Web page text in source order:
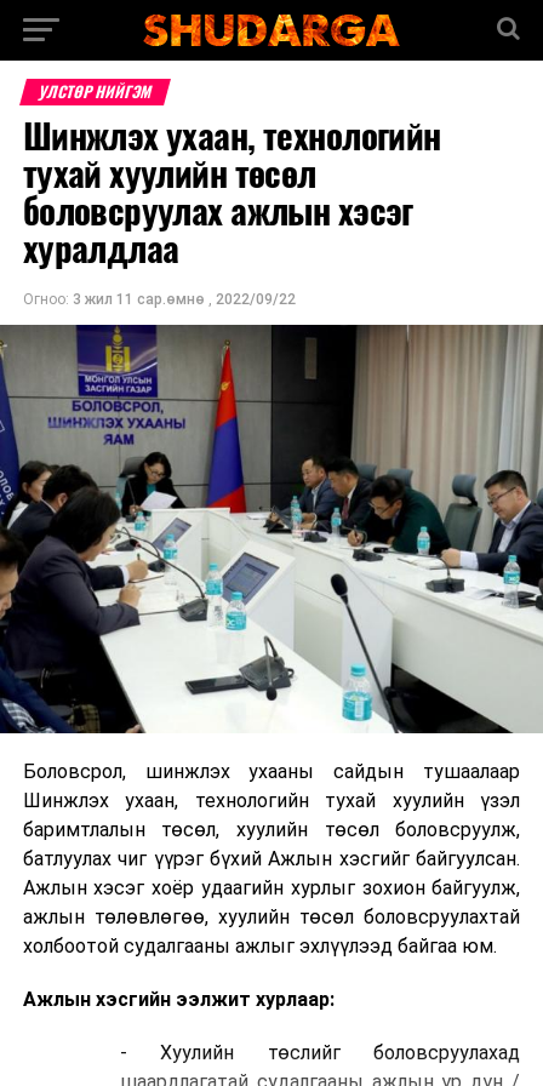
УЛСТӨР НИЙГЭМ
Шинжлэх ухаан, технологийн
тухай хуулийн төсөл
боловсруулах ажлын хэсэг
хуралдлаа
Огноо: 3 жил 11 сар.өмнө , 2022/09/22
Боловсрол, шинжлэх ухааны сайдын тушаалаар
Шинжлэх ухаан, технологийн тухай хуулийн үзэл
баримтлалын төсөл, хуулийн төсөл боловсруулж,
батлуулах чиг үүрэг бүхий Ажлын хэсгийг байгуулсан.
Ажлын хэсэг хоёр удаагийн хурлыг зохион байгуулж,
ажлын төлөвлөгөө, хуулийн төсөл боловсруулахтай
холбоотой судалгааны ажлыг эхлүүлээд байгаа юм.
Ажлын хэсгийн ээлжит хурлаар:
- Хуулийн төслийг боловсруулахад